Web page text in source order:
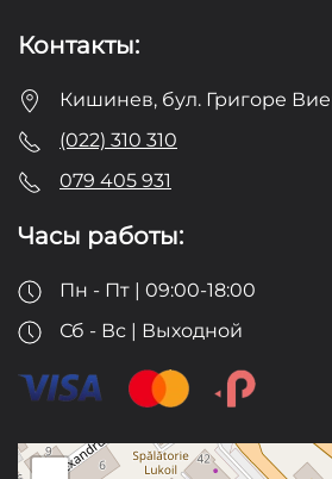
Контакты:
Кишинев, бул. Григоре
(022) 310 310
079 405 931
Часы работы:
Пн - Пт | 09:00-18:00
Сб - Вс | Выходной